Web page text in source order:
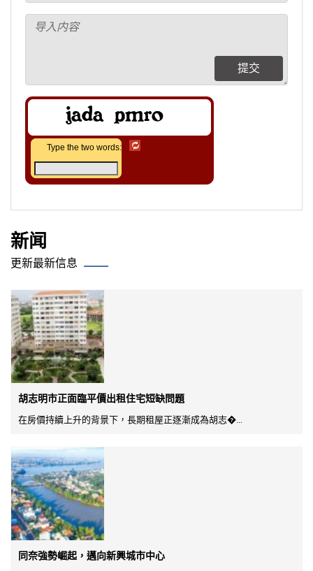
提交
Type the two words:
新闻
更新最新信息
胡志明市正面臨平價出租住宅短缺問題
在房價持續上升的背景下，長期租屋正逐漸成為胡志�...
同奈強勢崛起，邁向新興城市中心